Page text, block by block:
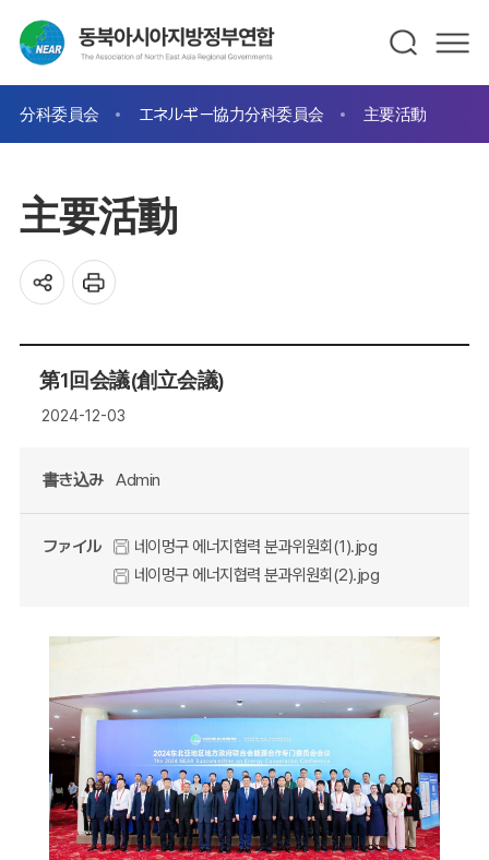
分科委員会 エネルギー協力分科委員会 主要活動
主要活動
第1回会議(創立会議)
2024-12-03
書き込み Admin
ファイル
네이멍구 에너지협력 분과위원회(1).jpg
네이멍구 에너지협력 분과위원회(2).jpg